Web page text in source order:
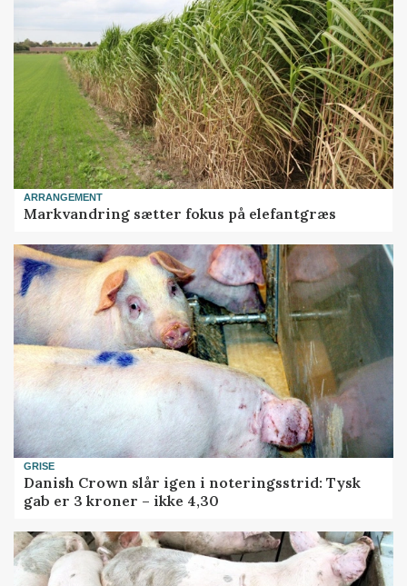
ARRANGEMENT
Markvandring sætter fokus på elefantgræs
GRISE
Danish Crown slår igen i noteringsstrid: Tysk
gab er 3 kroner – ikke 4,30